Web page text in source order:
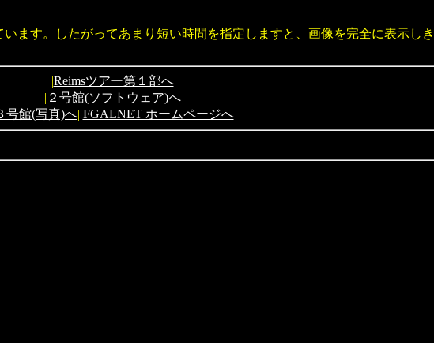
ます。したがってあまり短い時間を指定しますと、画像を完全に表示し
|Reimsツアー第１部へ
| ２号館(ソフトウェア)へ
号館(写真)へ| FGALNET ホームページへ